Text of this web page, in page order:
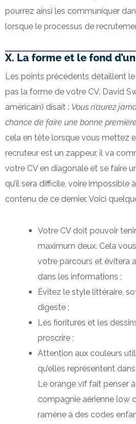
pourrez ainsi les communiquer
lorsque le processus de
X. La forme et le fond
Les points précédents détaillent
pas la forme de votre CV. David
américain) disait : Vous n’aurez
chance de faire une bonne
cela en tête lorsque vous mettez
recruteur est un zappeur, il va
votre CV en diagonale et se faire
qu’il sera difficile, voire impossible
contenu de ce dernier. Voici
Votre CV doit pouvoir
maximum deux. Cela
votre parcours et évitera
dans les informations ;
Évitez le style littéraire,
digeste ;
Les fioritures et les
proscrire ;
Attention aux couleurs
qu’elles représentent
Le orange vif fait penser
compagnie aérienne low
ramène à des codes